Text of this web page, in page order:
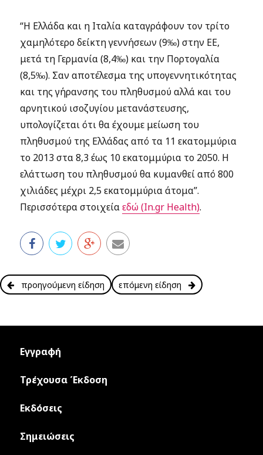
“Η Ελλάδα και η Ιταλία καταγράφουν τον τρίτο
χαμηλότερο δείκτη γεννήσεων (9‰) στην ΕΕ,
μετά τη Γερμανία (8,4‰) και την Πορτογαλία
(8,5‰). Σαν αποτέλεσμα της υπογεννητικότητας
και της γήρανσης του πληθυσμού αλλά και του
αρνητικού ισοζυγίου μετανάστευσης,
υπολογίζεται ότι θα έχουμε μείωση του
πληθυσμού της Ελλάδας από τα 11 εκατομμύρια
το 2013 στα 8,3 έως 10 εκατομμύρια το 2050. Η
ελάττωση του πληθυσμού θα κυμανθεί από 800
χιλιάδες μέχρι 2,5 εκατομμύρια άτομα”.
Περισσότερα στοιχείαεδώ (In.gr Health).
προηγούμενη είδηση επόμενη είδηση
Εγγραφή
Τρέχουσα Έκδοση
Εκδόσεις
Σημειώσεις